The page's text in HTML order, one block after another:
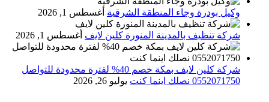
وكيل بودرة وجاء المنطقة الشرقية أغسطس 1, 2026
شركة تنظيف بالمدينة المنورة كلين لايف أغسطس 1, 2026
شركة كلين لايف بمكة خصم 40% لفترة محدودة للتواصل
0552071750 نصلك اينما كنت
يوليو 26, 2026